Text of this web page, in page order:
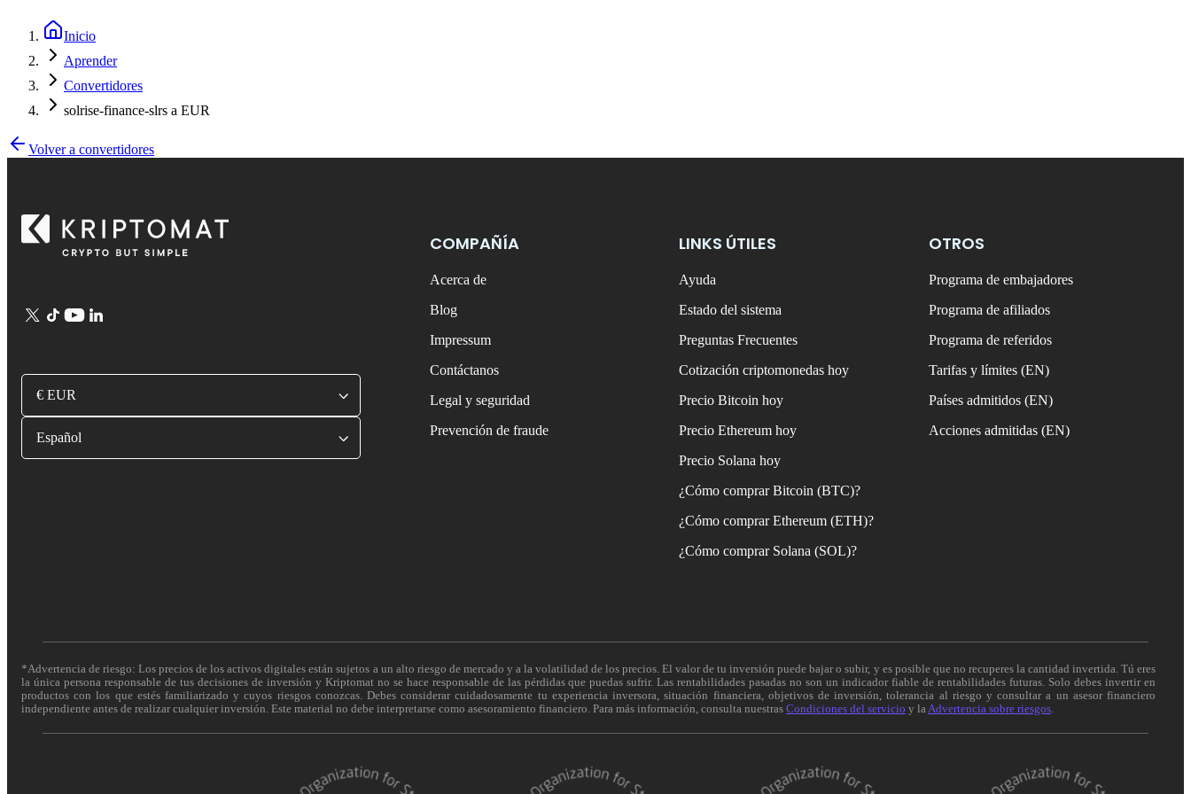
Inicio
Aprender
Convertidores
solrise-finance-slrs a EUR
Volver a convertidores
€ EUR
Español
COMPAÑÍA
Acerca de
Blog
Impressum
Contáctanos
Legal y seguridad
Prevención de fraude
LINKS ÚTILES
Ayuda
Estado del sistema
Preguntas Frecuentes
Cotización criptomonedas hoy
Precio Bitcoin hoy
Precio Ethereum hoy
Precio Solana hoy
¿Cómo comprar Bitcoin (BTC)?
¿Cómo comprar Ethereum (ETH)?
¿Cómo comprar Solana (SOL)?
OTROS
Programa de embajadores
Programa de afiliados
Programa de referidos
Tarifas y límites (EN)
Países admitidos (EN)
Acciones admitidas (EN)
*Advertencia de riesgo: Los precios de los activos digitales están sujetos a un alto riesgo de mercado y a la volatilidad de los precios. El valor de tu inversión puede bajar o subir, y es posible que no recuperes la cantidad invertida. Tú eres
la única persona responsable de tus decisiones de inversión y Kriptomat no se hace responsable de las pérdidas que puedas sufrir. Las rentabilidades pasadas no son un indicador fiable de rentabilidades futuras. Solo debes invertir en
productos con los que estés familiarizado y cuyos riesgos conozcas. Debes considerar cuidadosamente tu experiencia inversora, situación financiera, objetivos de inversión, tolerancia al riesgo y consultar a un asesor financiero
independiente antes de realizar cualquier inversión. Este material no debe interpretarse como asesoramiento financiero. Para más información, consulta nuestras Condiciones del servicio y la Advertencia sobre riesgos